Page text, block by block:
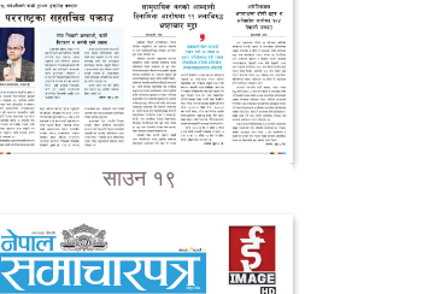
साउन १९